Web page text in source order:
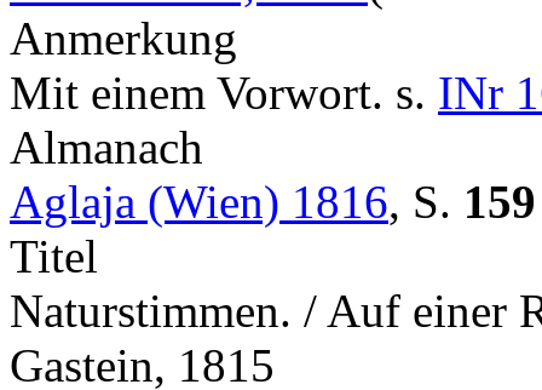
Anmerkung
Mit einem Vorwort. s. INr
Almanach
Aglaja (Wien) 1816, S. 159
Titel
Naturstimmen. / Auf einer
Gastein, 1815